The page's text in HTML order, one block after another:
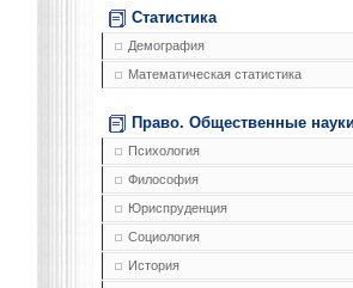
Статистика
Демография
Математическая статистика
Право. Общественные
Психология
Философия
Юриспруденция
Социология
История